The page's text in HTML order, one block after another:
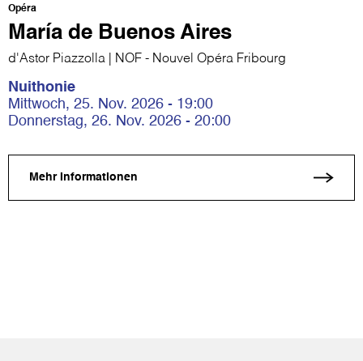
Opéra
María de Buenos Aires
d'Astor Piazzolla | NOF - Nouvel Opéra Fribourg
Nuithonie
Mittwoch, 25. Nov. 2026 - 19:00
Donnerstag, 26. Nov. 2026 - 20:00
Mehr Informationen